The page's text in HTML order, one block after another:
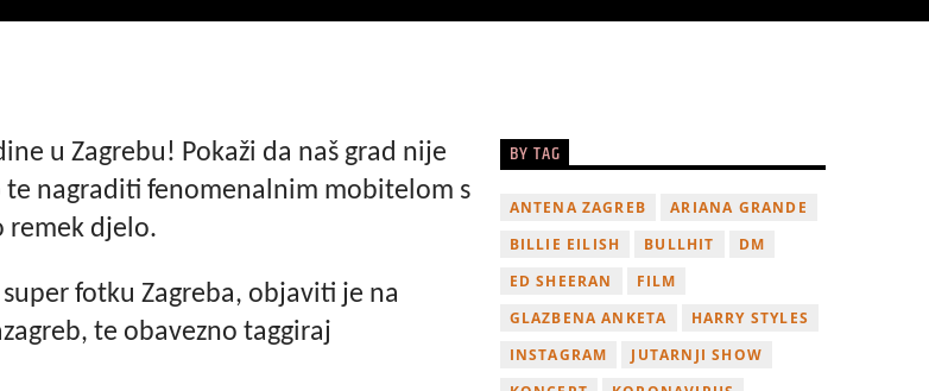
u Zagrebu! Pokaži da naš grad nije
nagraditi fenomenalnim mobitelom s
remek djelo.
fotku Zagreba, objaviti je na
te obavezno taggiraj
BY TAG
ANTENA ZAGREB
ARIANA GRANDE
BILLIE EILISH
BULLHIT
DM
ED SHEERAN
FILM
GLAZBENA ANKETA
HARRY STYLES
INSTAGRAM
JUTARNJI SHOW